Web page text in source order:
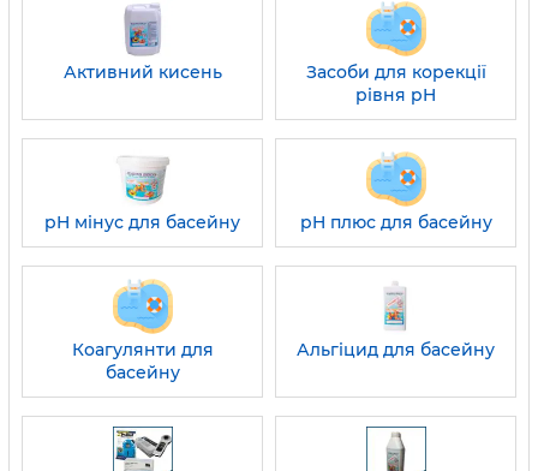
Активний кисень
Засоби для корекції
рівня pH
pH мінус для басейну pH плюс для басейну
Коагулянти для
басейну
Альгіцид для басейну